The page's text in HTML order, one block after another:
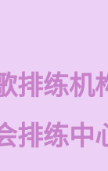
排练机
排练中